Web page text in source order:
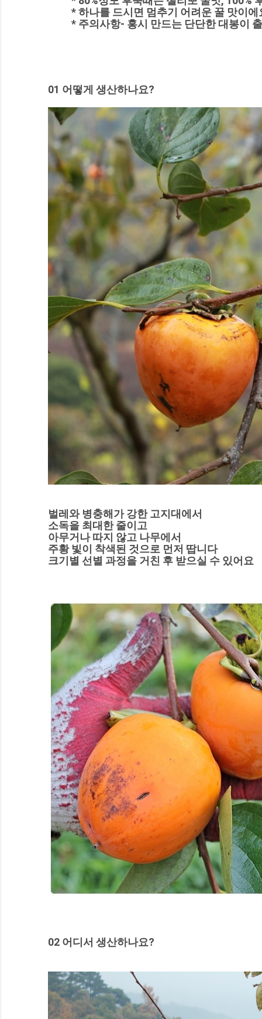
* 하나를 드시면 멈추기 어려운 꿀 맛이에
* 주의사항- 홍시 만드는 단단한 대봉이
01 어떻게 생산하나요?
벌레와 병충해가 강한 고지대에서
소독을 최대한 줄이고
아무거나 따지 않고 나무에서
주황 빛이 착색된 것으로 먼저 땁니다
크기별 선별 과정을 거친 후 받으실 수 있어요
02 어디서 생산하나요?